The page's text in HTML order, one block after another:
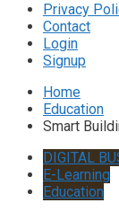
Privacy
Contact
Login
Signup
Home
Education
Smart
DIGITAL
E-Learning
Education